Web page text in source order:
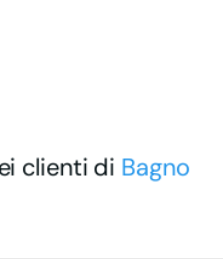
clienti di Bagno